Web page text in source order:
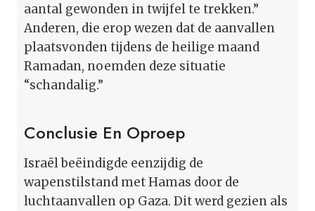
aantal gewonden in twijfel te trekken.”
Anderen, die erop wezen dat de aanvallen
plaatsvonden tijdens de heilige maand
Ramadan, noemden deze situatie
“schandalig.”
Conclusie En Oproep
Israël beëindigde eenzijdig de
wapenstilstand met Hamas door de
luchtaanvallen op Gaza. Dit werd gezien als